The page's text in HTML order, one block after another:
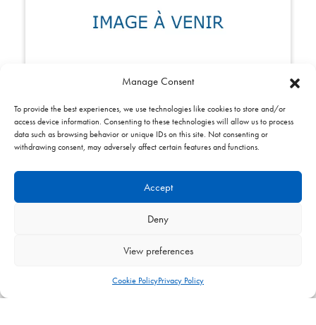
Manage Consent
To provide the best experiences, we use technologies like cookies to store and/or
access device information. Consenting to these technologies will allow us to process
data such as browsing behavior or unique IDs on this site. Not consenting or
withdrawing consent, may adversely affect certain features and functions.
Accept
Deny
View preferences
Cookie PolicyPrivacy Policy
SKU:1025203
Porte fusible pour radiant et cera
system